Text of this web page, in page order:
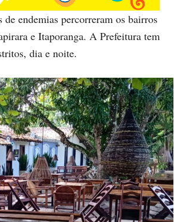
endemias percorreram os bairros
e Itaporanga. A Prefeitura tem
dia e noite.